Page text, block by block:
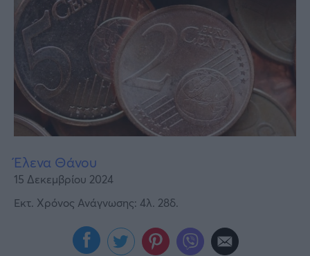
Καιρός
Έλενα Θάνου
15 Δεκεμβρίου 2024
Εκτ. Χρόνος Ανάγνωσης: 4λ. 28δ.